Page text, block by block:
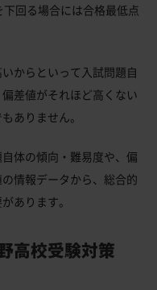
回る場合には合格最低点
からといって入試問題自
差値がそれほど高くない
ありません。
体の傾向・難易度や、偏
情報データから、総合的
あります。
高校受験対策